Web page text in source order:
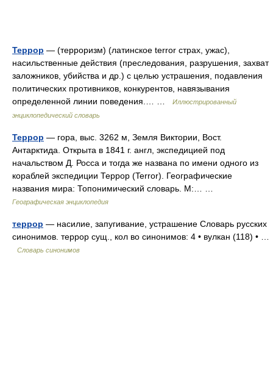
Террор — (терроризм) (латинское terror страх, ужас),
насильственные действия (преследования, разрушения, захват
заложников, убийства и др.) с целью устрашения, подавления
политических противников, конкурентов, навязывания
определенной линии поведения.… …
Иллюстрированный
энциклопедический словарь
Террор — гора, выс. 3262 м, Земля Виктории, Вост.
Антарктида. Открыта в 1841 г. англ, экспедицией под
начальством Д. Росса и тогда же названа по имени одного из
кораблей экспедиции Террор (Terror). Географические
названия мира: Топонимический словарь. М:… …
Географическая энциклопедия
террор — насилие, запугивание, устрашение Словарь русских
синонимов. террор сущ., кол во синонимов: 4 • вулкан (118) • …
Словарь синонимов